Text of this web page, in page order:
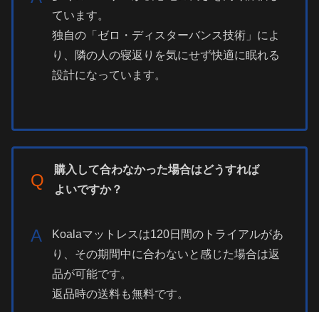
ています。
独自の「ゼロ・ディスターバンス技術」によ
り、隣の人の寝返りを気にせず快適に眠れる
設計になっています。
Q
購入して合わなかった場合はどうすれば
よいですか？
A
Koalaマットレスは120日間のトライアルがあ
り、その期間中に合わないと感じた場合は返
品が可能です。
返品時の送料も無料です。